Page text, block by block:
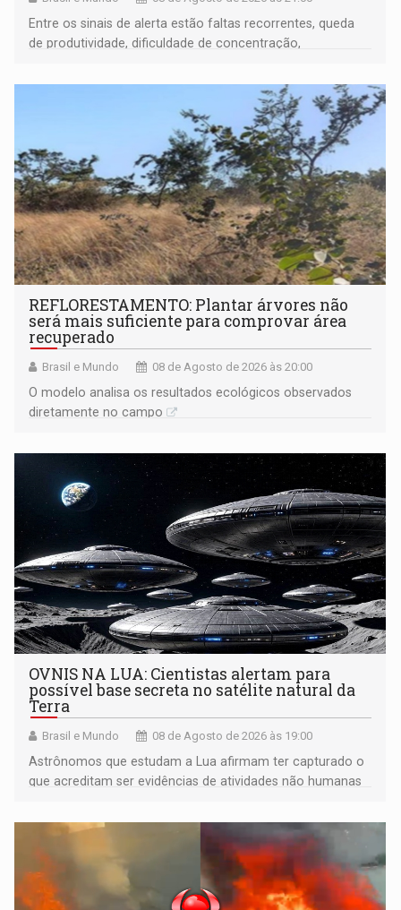
Entre os sinais de alerta estão faltas recorrentes, queda
de produtividade, dificuldade de concentração,
REFLORESTAMENTO: Plantar árvores não
será mais suficiente para comprovar área
recuperado
Brasil e Mundo 08 de Agosto de 2026 às 20:00
O modelo analisa os resultados ecológicos observados
diretamente no campo
OVNIS NA LUA: Cientistas alertam para
possível base secreta no satélite natural da
Terra
Brasil e Mundo 08 de Agosto de 2026 às 19:00
Astrônomos que estudam a Lua afirmam ter capturado o
que acreditam ser evidências de atividades não humanas
órbita